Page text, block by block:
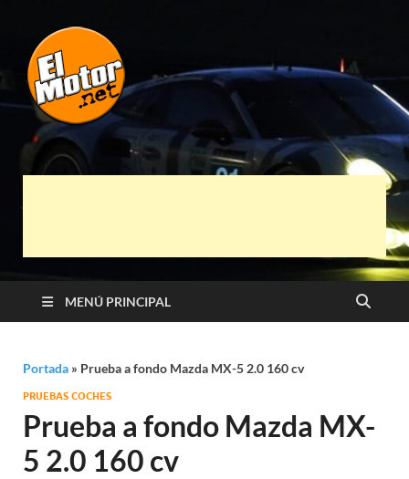
El Motor punto
Net
Automóviles
MENÚ PRINCIPAL
Portada » Prueba a fondo Mazda MX-5 2.0 160 cv
PRUEBAS COCHES
Prueba a fondo Mazda MX-
5 2.0 160 cv